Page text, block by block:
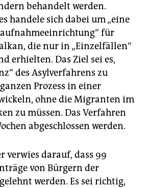
behandelt werden.
handele sich dabei um „eine
für
die nur in „Einzelfällen“
erhielten. Das Ziel sei es,
des Asylverfahrens zu
Prozess in einer
ohne die Migranten im
zu müssen. Das Verfahren
abgeschlossen werden.
darauf, dass 99
von Bürgern der
werden. Es sei richtig,